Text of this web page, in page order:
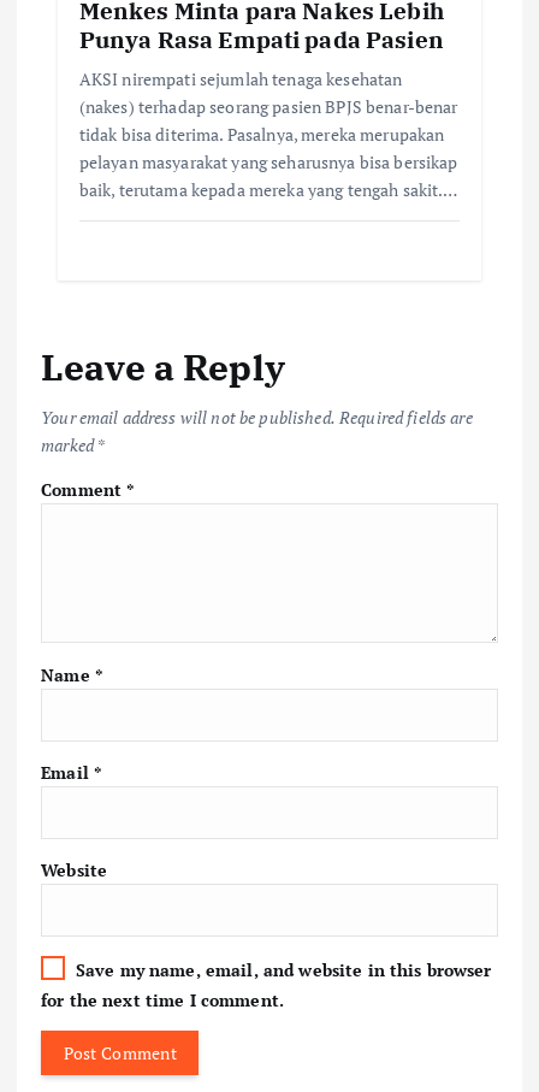
Menkes Minta para Nakes Lebih
Punya Rasa Empati pada Pasien
AKSI nirempati sejumlah tenaga kesehatan
(nakes) terhadap seorang pasien BPJS benar-benar
tidak bisa diterima. Pasalnya, mereka merupakan
pelayan masyarakat yang seharusnya bisa bersikap
baik, terutama kepada mereka yang tengah sakit.…
Leave a Reply
Your email address will not be published. Required fields are
marked*
Comment*
Name *
Email *
Website
Save my name, email, and website in this browser
for the next time I comment.